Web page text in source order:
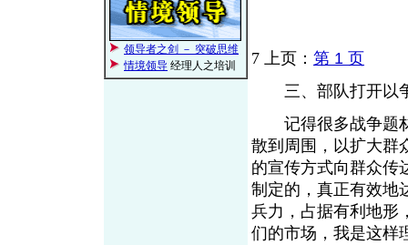
领导者之剑 － 突破思维
情境领导 经理人之培训 7 上页： 第 1 页
三、部队打开以
记得很多战争题材
散到周围，以扩大群
的宣传方式向群众传
制定的，真正有效地
兵力，占据有利地形
们的市场，我是这样